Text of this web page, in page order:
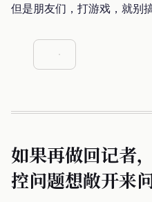
但是朋友们，打游戏，就别
如果再做回记者
控问题想敞开来